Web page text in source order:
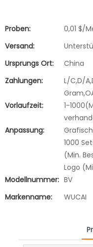
Proben:
0,01 $/
Versand:
Ursprungs Ort:
China
Zahlungen:
L/C,D/
Vorlaufzeit:
1-
Anpassung:
1000
(Min.
Logo
Modellnummer: BV
Markenname:
WUCAI